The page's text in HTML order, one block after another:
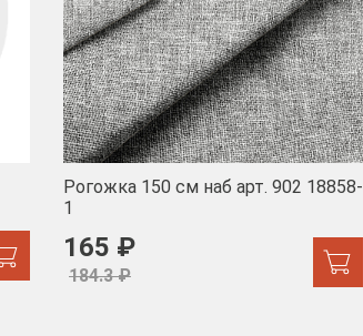
Рогожка 150 см наб арт. 902 18858-
1
165 ₽
184.3 ₽